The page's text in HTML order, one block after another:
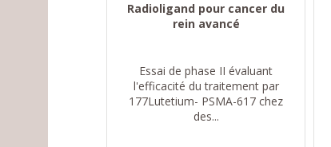
Radioligand pour cancer du
rein avancé
Essai de phase II évaluant
l'efficacité du traitement par
177Lutetium- PSMA-617 chez
des...